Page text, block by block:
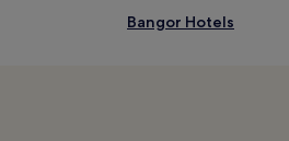
Bangor Hotels